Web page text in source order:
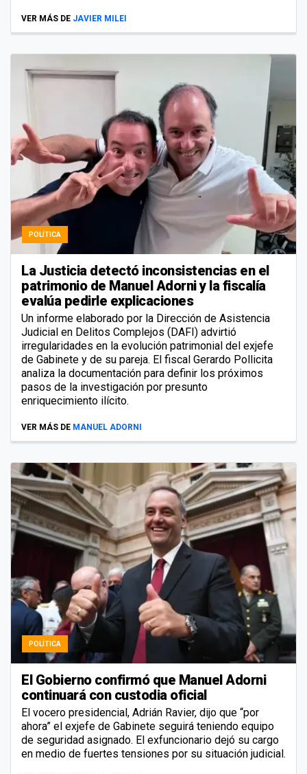
VER MÁS DE JAVIER MILEI
POLÍTICA
La Justicia detectó inconsistencias en el
patrimonio de Manuel Adorni y la fiscalía
evalúa pedirle explicaciones
Un informe elaborado por la Dirección de Asistencia
Judicial en Delitos Complejos (DAFI) advirtió
irregularidades en la evolución patrimonial del exjefe
de Gabinete y de su pareja. El fiscal Gerardo Pollicita
analiza la documentación para definir los próximos
pasos de la investigación por presunto
enriquecimiento ilícito.
VER MÁS DE MANUEL ADORNI
POLÍTICA
El Gobierno confirmó que Manuel Adorni
continuará con custodia oficial
El vocero presidencial, Adrián Ravier, dijo que “por
ahora” el exjefe de Gabinete seguirá teniendo equipo
de seguridad asignado. El exfuncionario dejó su cargo
en medio de fuertes tensiones por su situación judicial.